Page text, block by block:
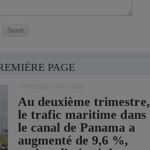
Send
PAGE
Au deuxième trimestre,
le trafic maritime dans
le canal de Panama a
augmenté de 9,6 %,